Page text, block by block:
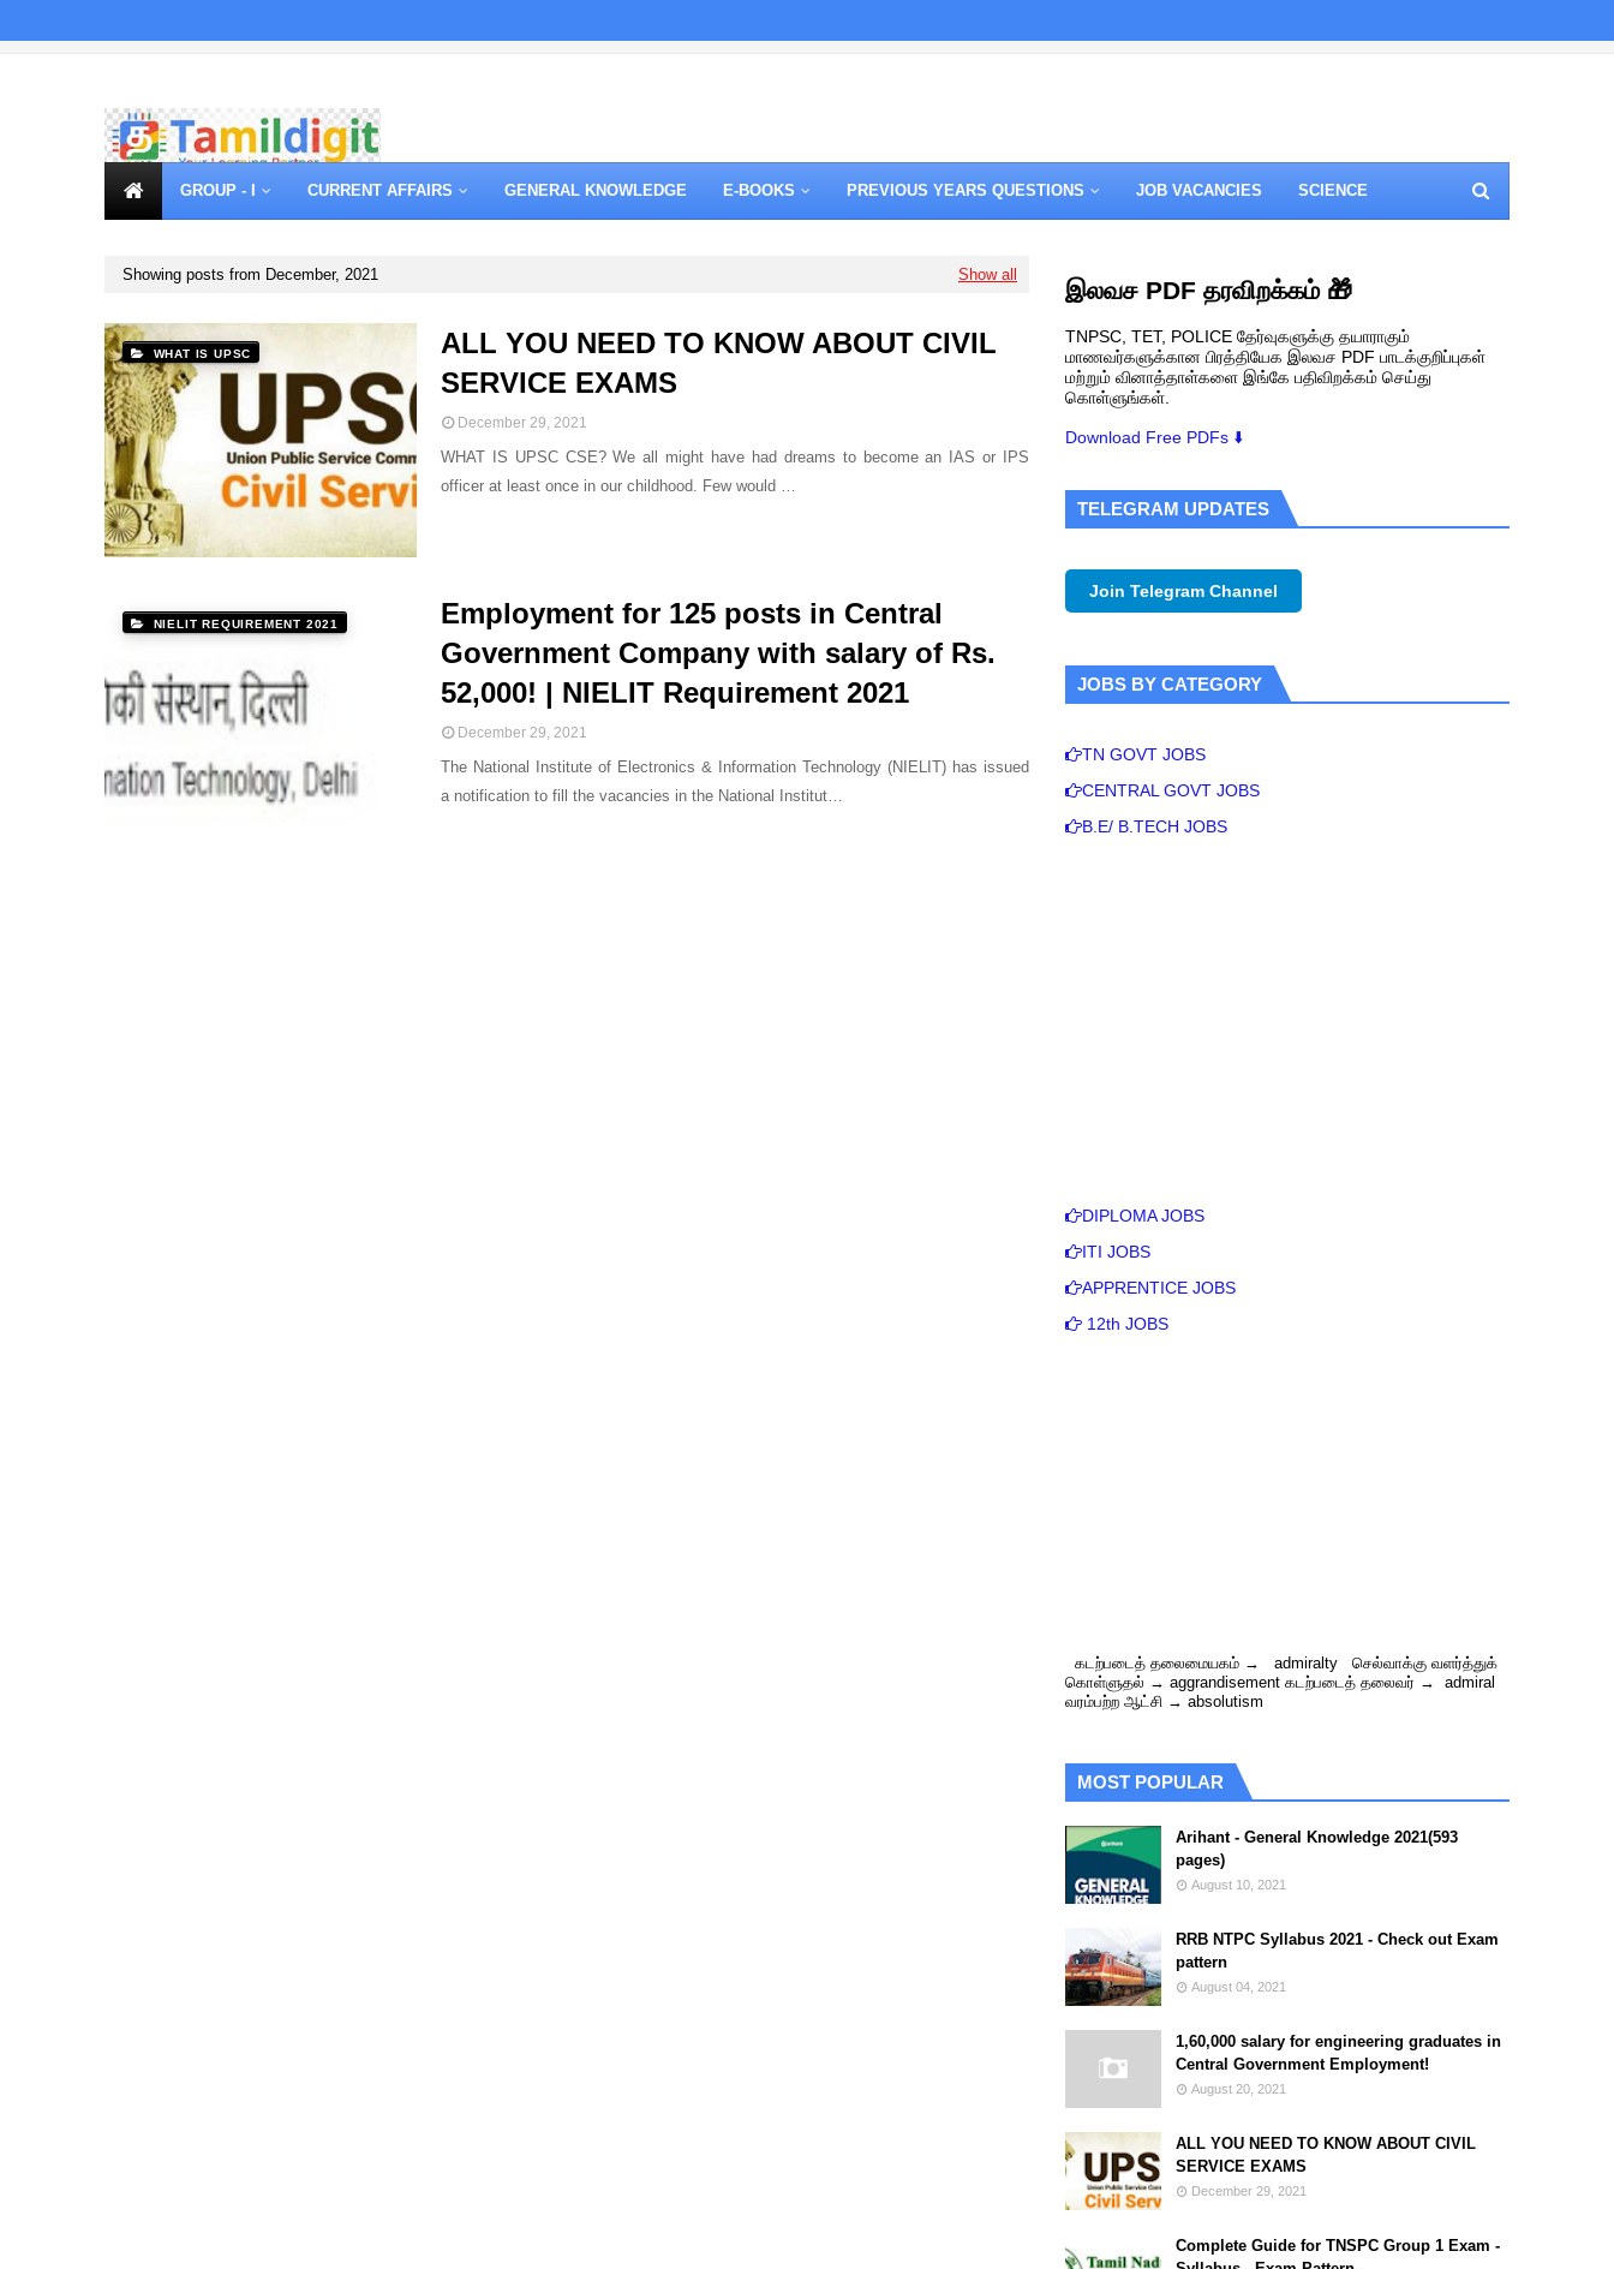
GROUP - I CURRENT AFFAIRS GENERAL KNOWLEDGE E-BOOKS PREVIOUS YEARS QUESTIONS JOB VACANCIES SCIENCE
Showing posts from December, 2021 Show all
WHAT IS UPSC
ALL YOU NEED TO KNOW ABOUT CIVIL
SERVICE EXAMS
December 29, 2021
WHAT IS UPSC CSE? We all might have had dreams to become an IAS or IPS
officer at least once in our childhood. Few would …
NIELIT REQUIREMENT 2021
Employment for 125 posts in Central
Government Company with salary of Rs.
52,000! | NIELIT Requirement 2021
December 29, 2021
The National Institute of Electronics & Information Technology (NIELIT) has issued
a notification to fill the vacancies in the National Institut…
இலவச PDF தரவிறக்கம் 🎁
TNPSC, TET, POLICE தேர்வுகளுக்கு தயாராகும்
மாணவர்களுக்கான பிரத்தியேக இலவச PDF பாடக்குறிப்புகள்
மற்றும் வினாத்தாள்களை இங்கே பதிவிறக்கம் செய்து
கொள்ளுங்கள்.
Download Free PDFs ⬇️
TELEGRAM UPDATES
Join Telegram Channel
JOBS BY CATEGORY
TN GOVT JOBS
CENTRAL GOVT JOBS
B.E/ B.TECH JOBS
DIPLOMA JOBS
ITI JOBS
APPRENTICE JOBS
12th JOBS
கடற்படைத் தலைமையகம் → admiralty செல்வாக்கு வளர்த்துக்
கொள்ளுதல் → aggrandisement கடற்படைத் தலைவர் → admiral
வரம்பற்ற ஆட்சி → absolutism
MOST POPULAR
Arihant - General Knowledge 2021(593
pages)
August 10, 2021
RRB NTPC Syllabus 2021 - Check out Exam
pattern
August 04, 2021
1,60,000 salary for engineering graduates in
Central Government Employment!
August 20, 2021
ALL YOU NEED TO KNOW ABOUT CIVIL
SERVICE EXAMS
December 29, 2021
Complete Guide for TNSPC Group 1 Exam -